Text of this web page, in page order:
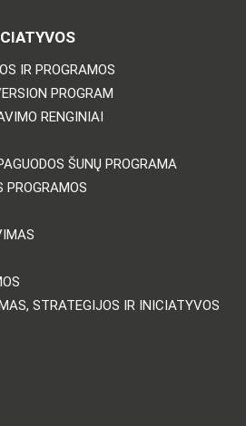
IR PROGRAMOS
PROGRAM
RENGINIAI
ŠUNŲ PROGRAMA
PROGRAMOS
STRATEGIJOS IR INICIATYVOS